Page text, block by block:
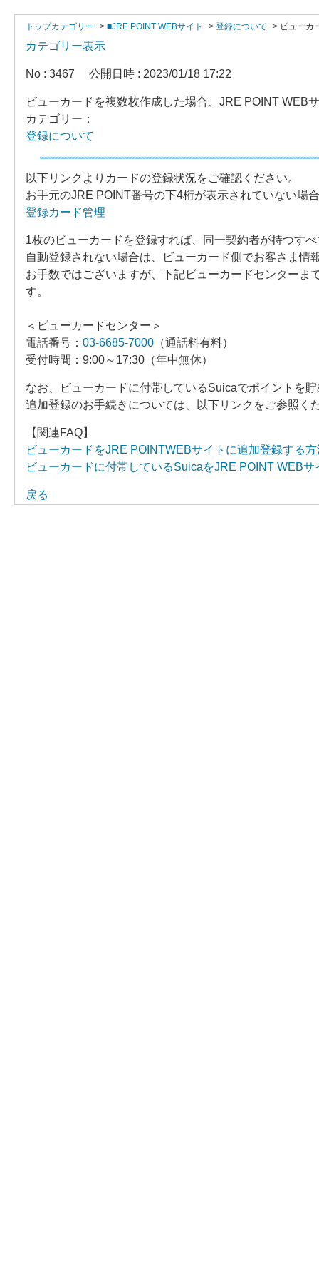
トップカテゴリー > ■JRE POINT WEBサイト > 登録について > ビューカ
カテゴリー表示
No : 3467 公開日時 : 2023/01/18 17:22
ビューカードを複数枚作成した場合、JRE POINT WEB
カテゴリー：
登録について
以下リンクよりカードの登録状況をご確認ください。
お手元のJRE POINT番号の下4桁が表示されていない場
登録カード管理
1枚のビューカードを登録すれば、同一契約者が持つす
自動登録されない場合は、ビューカード側でお客さま情
お手数ではございますが、下記ビューカードセンター
す。
＜ビューカードセンター＞
電話番号： 03-6685-7000 （通話料有料）
受付時間：9:00～17:30（年中無休）
なお、ビューカードに付帯しているSuicaでポイントを
追加登録のお手続きについては、以下リンクをご参照く
【関連FAQ】
ビューカードをJRE POINTWEBサイトに追加登録する
ビューカードに付帯しているSuicaをJRE POINT WEB
戻る